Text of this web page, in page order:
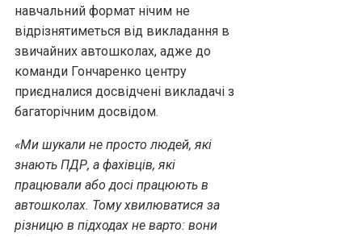
навчальний формат нічим не
відрізнятиметься від викладання в
звичайних автошколах, адже до
команди Гончаренко центру
приєдналися досвідчені викладачі з
багаторічним досвідом.
«Ми шукали не просто людей, які
знають ПДР, а фахівців, які
працювали або досі працюють в
автошколах. Тому хвилюватися за
різницю в підходах не варто: вони